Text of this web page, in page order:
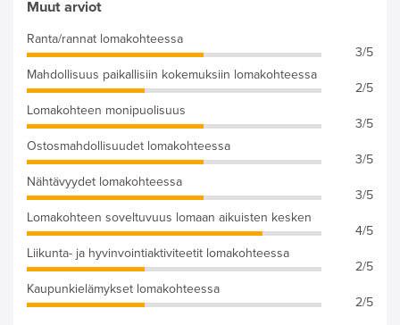
Muut arviot
Ranta/rannat lomakohteessa
3/5
Mahdollisuus paikallisiin kokemuksiin lomakohteessa
2/5
Lomakohteen monipuolisuus
3/5
Ostosmahdollisuudet lomakohteessa
3/5
Nähtävyydet lomakohteessa
3/5
Lomakohteen soveltuvuus lomaan aikuisten kesken
4/5
Liikunta- ja hyvinvointiaktiviteetit lomakohteessa
2/5
Kaupunkielämykset lomakohteessa
2/5